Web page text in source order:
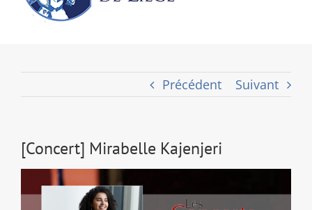
Précédent Suivant
[Concert] Mirabelle Kajenjeri